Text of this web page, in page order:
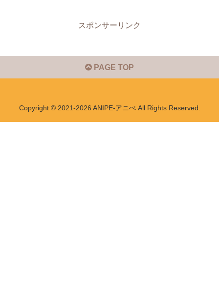
スポンサーリンク
PAGE TOP
Copyright © 2021-2026 ANIPE-アニぺ All Rights Reserved.